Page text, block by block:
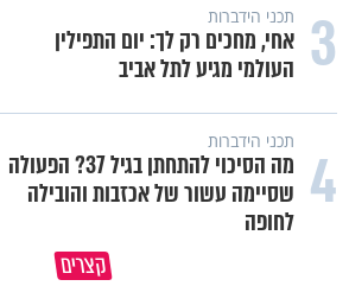
3 תכני הידברות
אחי, מחכים רק לך: יום התפילין
העולמי מגיע לתל אביב
4 תכני הידברות
מה הסיכוי להתחתן בגיל 37? הפעולה
שסיימה עשור של אכזבות והובילה
לחופה
קצרים
סגולה בבוקר להסרת חששות ופחדים